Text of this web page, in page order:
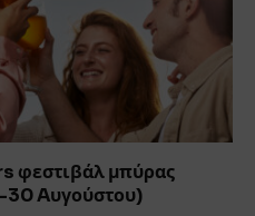
φεστιβάλ μπύρας
30 Aυγούστου)